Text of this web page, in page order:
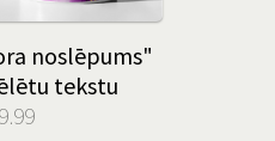
noslēpums"
tekstu